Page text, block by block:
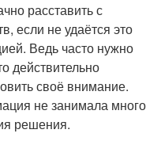
расставить с
если не удаётся это
Ведь часто нужно
действительно
своё внимание.
не занимала много
решения.